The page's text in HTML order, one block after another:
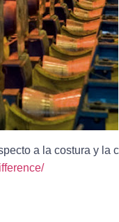
a la costura y la